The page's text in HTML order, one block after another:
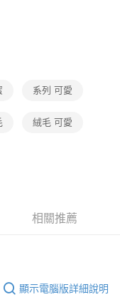
系列 可愛
絨毛 可愛
相關推薦
顯示電腦版詳細說明